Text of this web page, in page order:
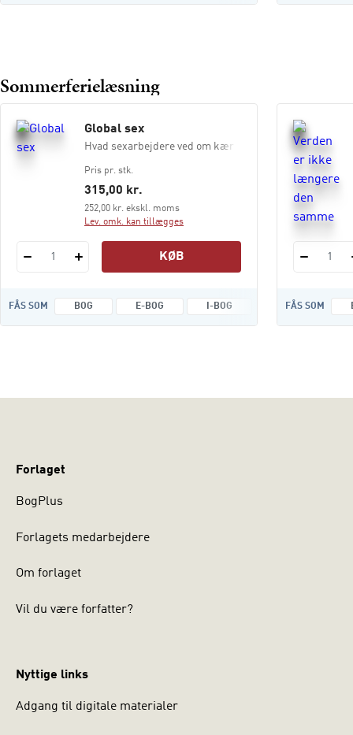
Sommerferielæsning
Global sex
Hvad sexarbejdere ved om kærlighed og kapitalisme
Pris pr. stk.
315,00 kr.
252,00 kr. ekskl. moms
Lev. omk. kan tillægges
1 KØB
FÅS SOM BOG E-BOG I-BOG LYDFILER
1
FÅS SOM
Forlaget
BogPlus
Forlagets medarbejdere
Om forlaget
Vil du være forfatter?
Nyttige links
Adgang til digitale materialer